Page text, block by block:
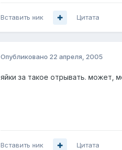
Вставить ник Цитата
Опубликовано 22 апреля, 2005
яйки за такое отрывать. может,
Вставить ник Цитата